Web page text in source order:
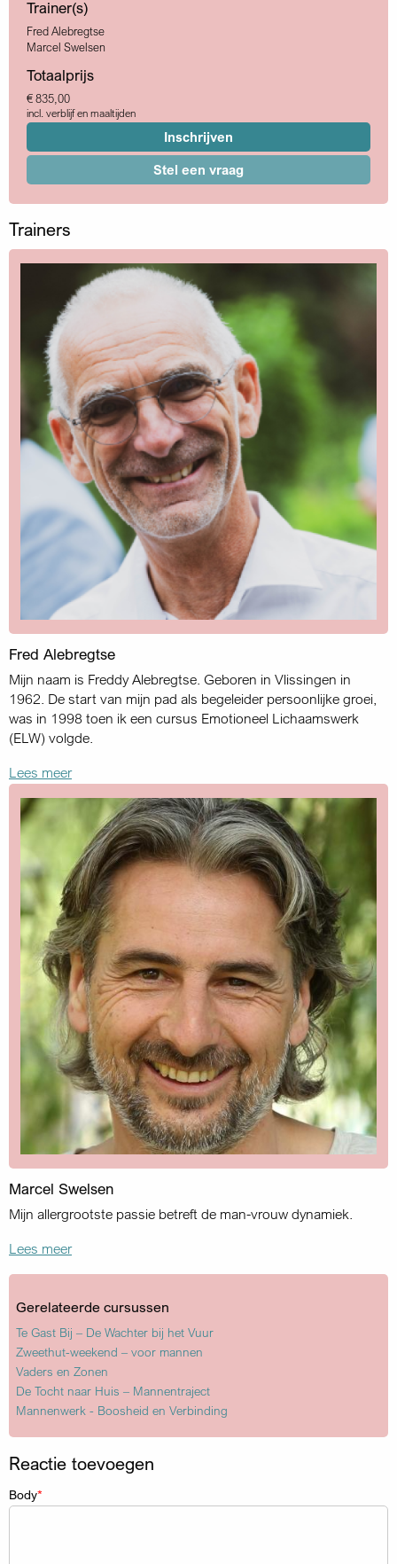
Trainer(s)
Fred Alebregtse
Marcel Swelsen
Totaalprijs
€ 835,00
incl. verblijf en maaltijden
Inschrijven
Stel een vraag
Trainers
Fred Alebregtse
Mijn naam is Freddy Alebregtse. Geboren in Vlissingen in
1962. De start van mijn pad als begeleider persoonlijke groei,
was in 1998 toen ik een cursus Emotioneel Lichaamswerk
(ELW) volgde.
Lees meer
Marcel Swelsen
Mijn allergrootste passie betreft de man-vrouw dynamiek.
Lees meer
Gerelateerde cursussen
Te Gast Bij – De Wachter bij het Vuur
Zweethut-weekend – voor mannen
Vaders en Zonen
De Tocht naar Huis – Mannentraject
Mannenwerk - Boosheid en Verbinding
Reactie toevoegen
Body